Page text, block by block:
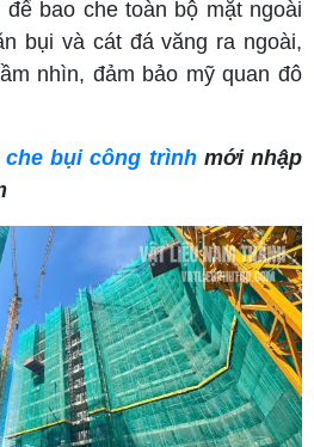
bao che toàn bộ mặt ngoài
bụi và cát đá văng ra ngoài,
nhìn, đảm bảo mỹ quan đô
bụi công trìnhmới nhập